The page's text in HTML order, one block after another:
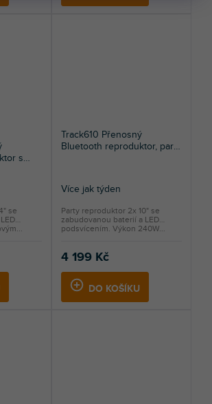
s
se
Track610 Přenosný
Bluetooth reproduktor, party
Více jak týden
4 199 Kč
DO KOŠÍKU
Party reproduktor 2x 10" se
zabudovanou baterií a LED
podsvícením. Výkon 240W...